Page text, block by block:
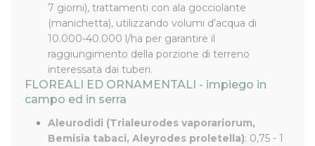
7 giorni), trattamenti con ala gocciolante
(manichetta), utilizzando volumi d’acqua di
10.000-40.000 l/ha per garantire il
raggiungimento della porzione di terreno
interessata dai tuberi.
FLOREALI ED ORNAMENTALI - impiego in
campo ed in serra
Aleurodidi (Trialeurodes vaporariorum,
Bemisia tabaci, Aleyrodes proletella): 0,75 - 1